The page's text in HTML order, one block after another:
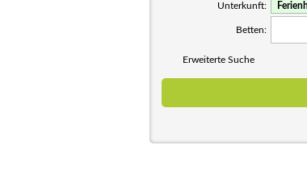
Unterkunft:
Betten:
Erweiterte Suche